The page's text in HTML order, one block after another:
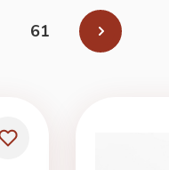
61